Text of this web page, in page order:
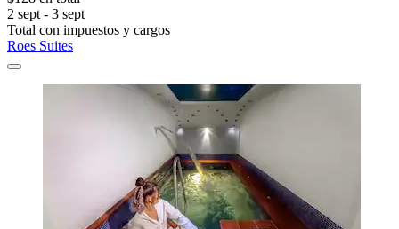
2 sept - 3 sept
Total con impuestos y cargos
Roes Suites